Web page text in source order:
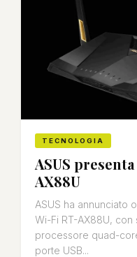
TECNOLOGIA
ASUS
AX88U
ASUS ha annunciato
Wi-Fi RT-AX88U, con
processore quad-
porte USB...